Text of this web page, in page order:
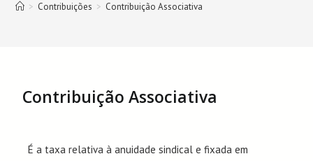
> Contribuições > Contribuição Associativa
Contribuição Associativa
É a taxa relativa à anuidade sindical e fixada em